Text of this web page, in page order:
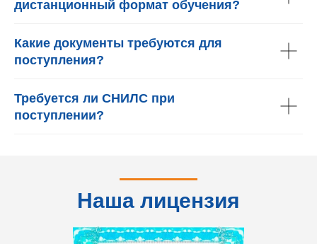
дистанционный формат обучения?
Какие документы требуются для
поступления?
Требуется ли СНИЛС при
поступлении?
Наша лицензия